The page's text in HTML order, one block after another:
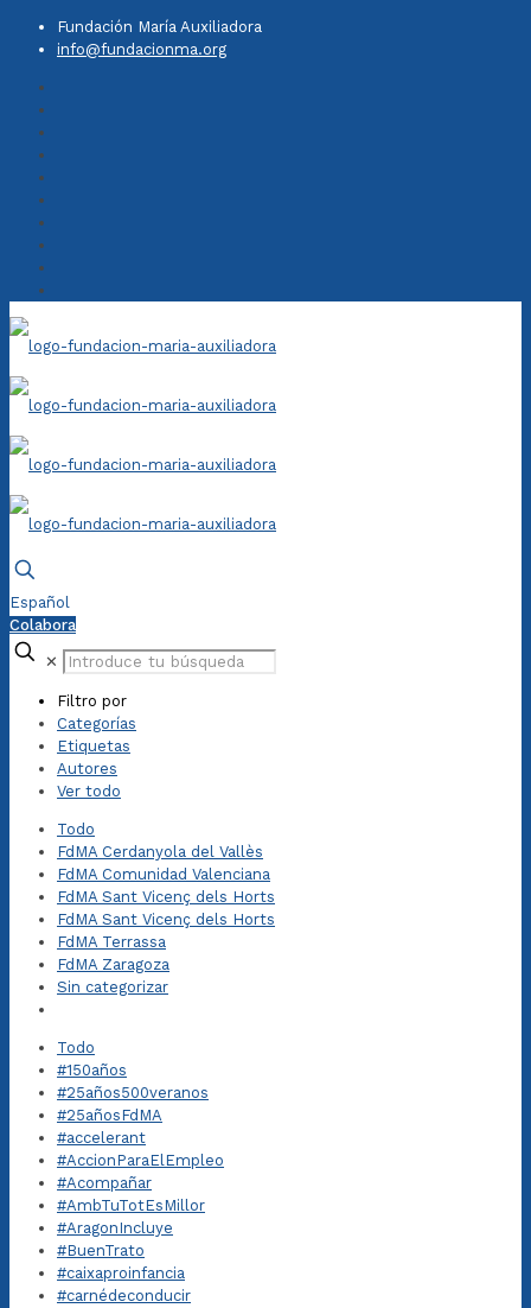
Fundación María Auxiliadora
info@fundacionma.org
Español
Colabora
✕
Filtro por
Categorías
Etiquetas
Autores
Ver todo
Todo
FdMA Cerdanyola del Vallès
FdMA Comunidad Valenciana
FdMA Sant Vicenç dels Horts
FdMA Sant Vicenç dels Horts
FdMA Terrassa
FdMA Zaragoza
Sin categorizar
Todo
#150años
#25años500veranos
#25añosFdMA
#accelerant
#AccionParaElEmpleo
#Acompañar
#AmbTuTotEsMillor
#AragonIncluye
#BuenTrato
#caixaproinfancia
#carnédeconducir